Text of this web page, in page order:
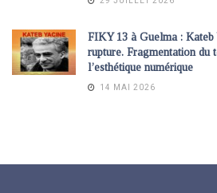
FIKY 13 à Guelma : Kateb
rupture. Fragmentation du
l’esthétique numérique
14 MAI 2026